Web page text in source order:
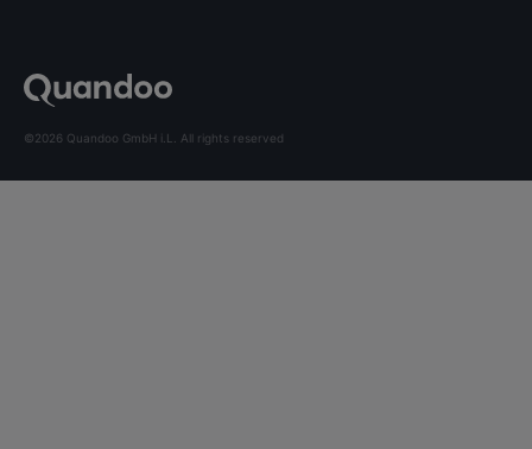
©2026 Quandoo GmbH i.L. All rights reserved